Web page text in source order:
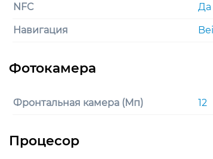
NFC Да
Навигация
Фронтальная камера (Мп) 12